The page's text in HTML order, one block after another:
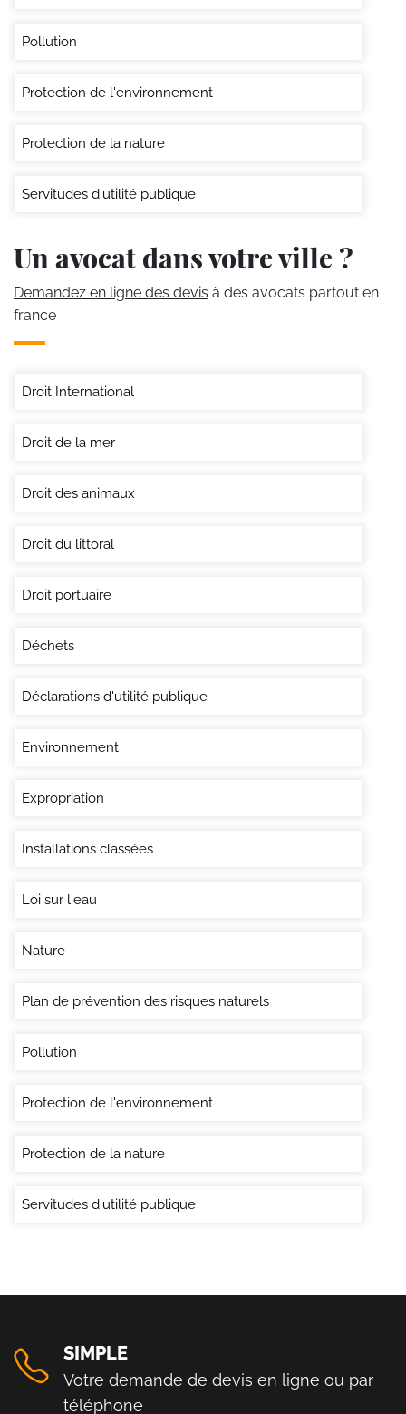
Pollution
Protection de l'environnement
Protection de la nature
Servitudes d'utilité publique
Un avocat dans votre ville ?
Demandez en ligne des devis à des avocats partout en
france
Droit International
Droit de la mer
Droit des animaux
Droit du littoral
Droit portuaire
Déchets
Déclarations d'utilité publique
Environnement
Expropriation
Installations classées
Loi sur l'eau
Nature
Plan de prévention des risques naturels
Pollution
Protection de l'environnement
Protection de la nature
Servitudes d'utilité publique
SIMPLE
Votre demande de devis en ligne ou par
téléphone